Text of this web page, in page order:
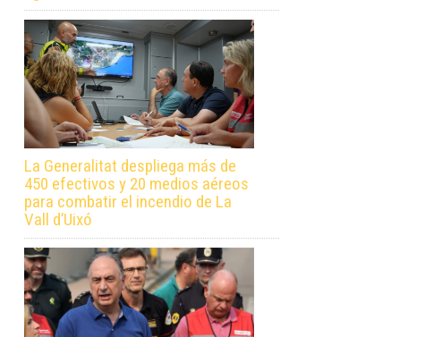
La Generalitat despliega más de
450 efectivos y 20 medios aéreos
para combatir el incendio de La
Vall d’Uixó